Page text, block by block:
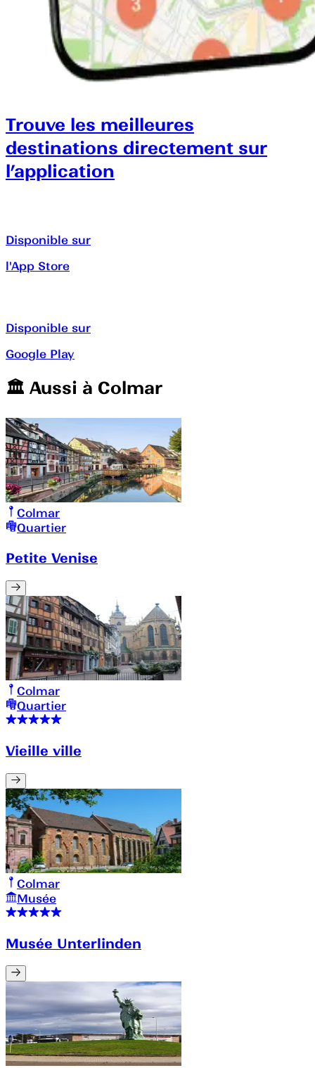
Trouve les meilleures
destinations directement sur
l’application
Disponible sur
l'App Store
Disponible sur
Google Play
🏛️️ Aussi à Colmar
Colmar
Quartier
Petite Venise
Colmar
Quartier
Vieille ville
Colmar
Musée
Musée Unterlinden